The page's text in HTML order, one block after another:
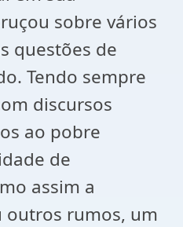
sobre vários
questões de
Tendo sempre
discursos
ao pobre
de
assim a
rumos, um